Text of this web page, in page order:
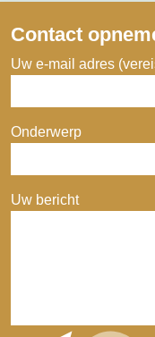
Contact
Uw e-mail adres
Onderwerp
Uw bericht